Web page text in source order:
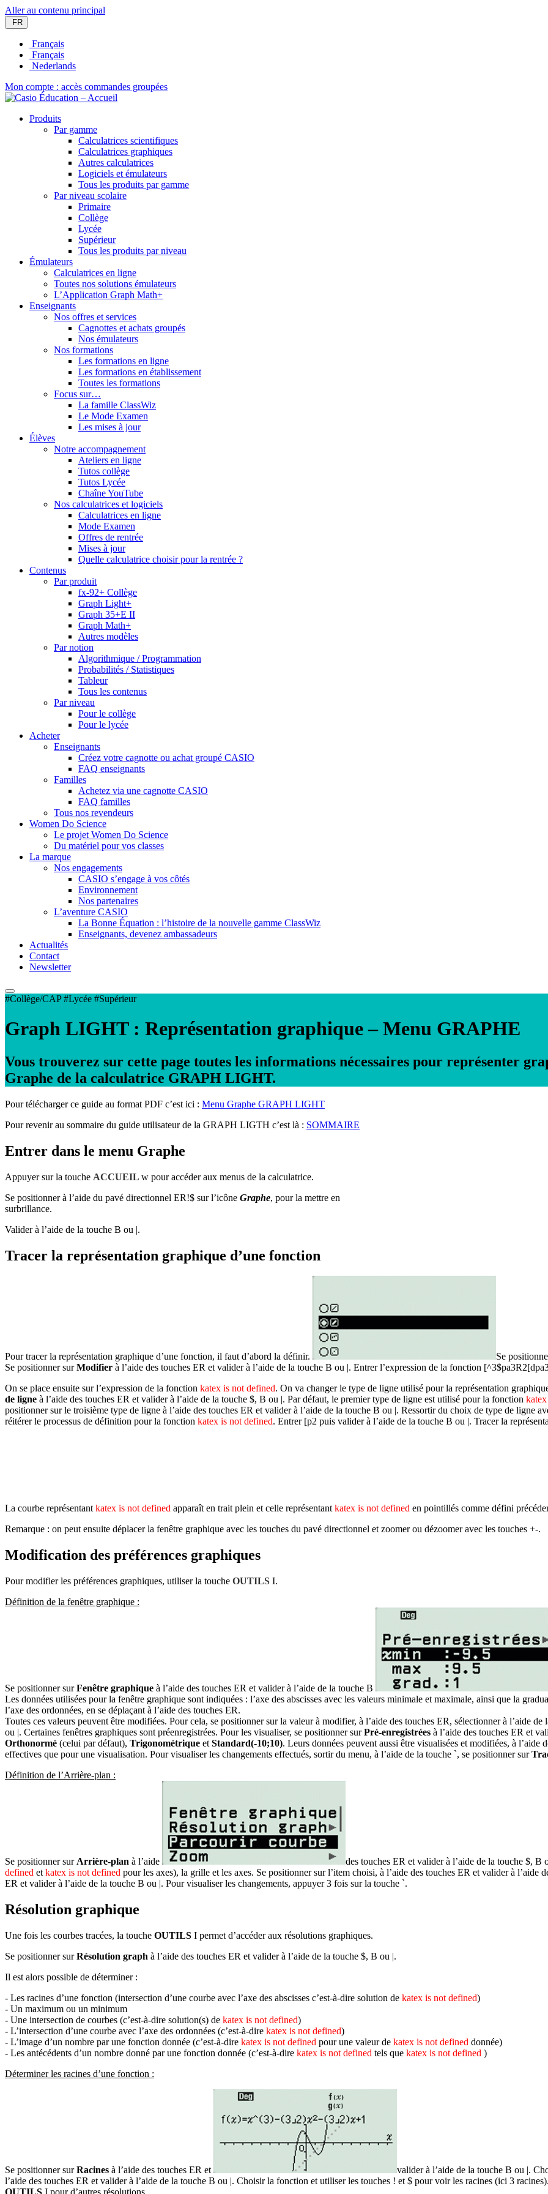
Aller au contenu principal
FR
Français
Français
Nederlands
Mon compte : accès commandes groupées
Produits
Par gamme
Calculatrices scientifiques
Calculatrices graphiques
Autres calculatrices
Logiciels et émulateurs
Tous les produits par gamme
Par niveau scolaire
Primaire
Collège
Lycée
Supérieur
Tous les produits par niveau
Émulateurs
Calculatrices en ligne
Toutes nos solutions émulateurs
L’Application Graph Math+
Enseignants
Nos offres et services
Cagnottes et achats groupés
Nos émulateurs
Nos formations
Les formations en ligne
Les formations en établissement
Toutes les formations
Focus sur…
La famille ClassWiz
Le Mode Examen
Les mises à jour
Élèves
Notre accompagnement
Ateliers en ligne
Tutos collège
Tutos Lycée
Chaîne YouTube
Nos calculatrices et logiciels
Calculatrices en ligne
Mode Examen
Offres de rentrée
Mises à jour
Quelle calculatrice choisir pour la rentrée ?
Contenus
Par produit
fx-92+ Collège
Graph Light+
Graph 35+E II
Graph Math+
Autres modèles
Par notion
Algorithmique / Programmation
Probabilités / Statistiques
Tableur
Tous les contenus
Par niveau
Pour le collège
Pour le lycée
Acheter
Enseignants
Créez votre cagnotte ou achat groupé CASIO
FAQ enseignants
Familles
Achetez via une cagnotte CASIO
FAQ familles
Tous nos revendeurs
Women Do Science
Le projet Women Do Science
Du matériel pour vos classes
La marque
Nos engagements
CASIO s’engage à vos côtés
Environnement
Nos partenaires
L’aventure CASIO
La Bonne Équation : l’histoire de la nouvelle gamme ClassWiz
Enseignants, devenez ambassadeurs
Actualités
Contact
Newsletter
#Collège/CAP #Lycée #Supérieur
Graph LIGHT : Représentation graphique – Menu GRAPHE
Vous trouverez sur cette page toutes les informations nécessaires pour représenter
Graphe de la calculatrice GRAPH LIGHT.
Pour télécharger ce guide au format PDF c’est ici : Menu Graphe GRAPH LIGHT
Pour revenir au sommaire du guide utilisateur de la GRAPH LIGTH c’est là : SOMMAIRE
Entrer dans le menu Graphe
Appuyer sur la touche ACCUEIL w pour accéder aux menus de la calculatrice.
Se positionner à l’aide du pavé directionnel ER!$ sur l’icône Graphe, pour la mettre en
surbrillance.
Valider à l’aide de la touche B ou |.
Tracer la représentation graphique d’une fonction
Pour tracer la représentation graphique d’une fonction, il faut d’abord la définir. Se
Se positionner surModifier à l’aide des touches ER et valider à l’aide de la touche B ou |. Entrer l’expression de la fonction
On se place ensuite sur l’expression de la fonction katex is not defined. On va changer le type de ligne utilisé pour la représentation
de ligne à l’aide des touches ER et valider à l’aide de la touche $, B ou |. Par défaut, le premier type de ligne est utilisé pour la fonction
positionner sur le troisième type de ligne à l’aide des touches ER et valider à l’aide de la touche B ou |. Ressortir du choix de type de ligne
réitérer le processus de définition pour la fonction katex is not defined. Entrer [p2 puis valider à l’aide de la touche B ou |. Tracer la
La courbe représentantkatex is not defined apparaît en trait plein et celle représentantkatex is not defined en pointillés comme défini
Remarque : on peut ensuite déplacer la fenêtre graphique avec les touches du pavé directionnel et zoomer ou dézoomer avec les touches +-.
Modification des préférences graphiques
Pour modifier les préférences graphiques, utiliser la touche OUTILS I.
Définition de la fenêtre graphique :
Se positionner surFenêtre graphique à l’aide des touches ER et valider à l’aide de la touche B
Les données utilisées pour la fenêtre graphique sont indiquées : l’axe des abscisses avec les valeurs minimale et maximale, ainsi que la
l’axe des ordonnées, en se déplaçant à l’aide des touches ER.
Toutes ces valeurs peuvent être modifiées. Pour cela, se positionner sur la valeur à modifier, à l’aide des touches ER, sélectionner à l’aide de
ou |. Certaines fenêtres graphiques sont préenregistrées. Pour les visualiser, se positionner surPré-enregistrées à l’aide des touches ER et
Orthonormé (celui par défaut), Trigonométrique et Standard(-10;10). Leurs données peuvent aussi être visualisées et modifiées, à l’aide
effectives que pour une visualisation. Pour visualiser les changements effectués, sortir du menu, à l’aide de la touche `, se positionner sur
Définition de l’Arrière-plan :
Se positionner sur Arrière-plan à l’aide des touches ER et valider à l’aide de la touche $, B
defined et katex is not defined pour les axes), la grille et les axes. Se positionner sur l’item choisi, à l’aide des touches ER et valider à l’aide
ER et valider à l’aide de la touche B ou |. Pour visualiser les changements, appuyer 3 fois sur la touche `.
Résolution graphique
Une fois les courbes tracées, la touche OUTILS I permet d’accéder aux résolutions graphiques.
Se positionner surRésolution graph à l’aide des touches ER et valider à l’aide de la touche $, B ou |.
Il est alors possible de déterminer :
- Les racines d’une fonction (intersection d’une courbe avec l’axe des abscisses c’est-à-dire solution de katex is not defined)
- Un maximum ou un minimum
- Une intersection de courbes (c’est-à-dire solution(s) de katex is not defined)
- L’intersection d’une courbe avec l’axe des ordonnées (c’est-à-dire katex is not defined)
- L’image d’un nombre par une fonction donnée (c’est-à-dire katex is not defined pour une valeur de katex is not defined donnée)
- Les antécédents d’un nombre donné par une fonction donnée (c’est-à-dire katex is not defined tels que katex is not defined )
Déterminer les racines d’une fonction :
Se positionner surRacines à l’aide des touches ER et valider à l’aide de la touche B ou |.
l’aide des touches ER et valider à l’aide de la touche B ou |. Choisir la fonction et utiliser les touches ! et $ pour voir les racines (ici 3
OUTILS I pour d’autres résolutions.